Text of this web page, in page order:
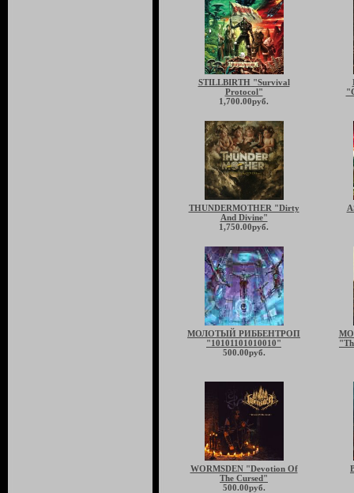
STILLBIRTH "Survival
Protocol"
1,700.00руб.
THUNDERMOTHER "Dirty
And Divine"
1,750.00руб.
МОЛОТЫЙ РИББЕНТРОП
"10101101010010"
500.00руб.
WORMSDEN "Devotion Of
The Cursed"
500.00руб.